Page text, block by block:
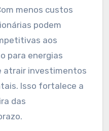
menos custos
podem
aos
para energias
atrair investimentos
Isso fortalece a
das